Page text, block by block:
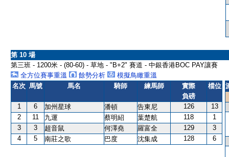
第 10 場
第三班 - 1200米 - (80-60) - 草地 - "B+2" 賽道 - 中銀香港BOC PAY讓賽
全方位賽事重溫
餘勢分析
模擬鳥瞰重溫
名次 馬號 馬名 騎師 練馬師
實際
負磅
檔位
1 6 加州星球 潘頓 告東尼 126
13
2
11 九運 蔡明紹 葉楚航 118
1
3
3 超音鼠 何澤堯 羅富全 129
3
4
5 南莊之歌 巴度 沈集成 128 6